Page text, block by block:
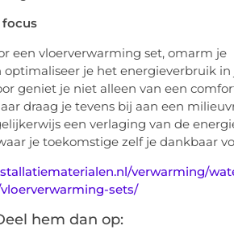
focus
een vloerverwarming set, omarm je
je het energieverbruik in
geniet je niet alleen van een
draag je tevens bij aan een
een verlaging van de
je toekomstige zelf je dankbaar
verwarming/
sets/
hem dan op: